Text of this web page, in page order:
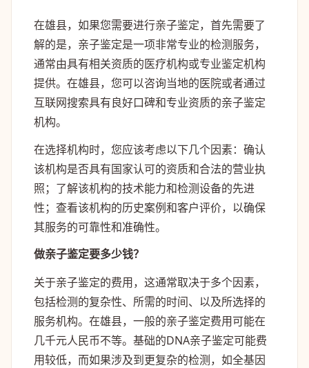
在雄县，如果您需要进行亲子鉴定，首先需要了
解的是，亲子鉴定是一项非常专业的检测服务，
通常由具有相关资质的医疗机构或专业鉴定机构
提供。在雄县，您可以咨询当地的医院或者通过
互联网搜索具有良好口碑和专业资质的亲子鉴定
机构。
在选择机构时，您应该考虑以下几个因素：确认
该机构是否具有国家认可的资质和合法的营业执
照；了解该机构的技术能力和检测设备的先进
性；查看该机构的历史案例和客户评价，以确保
其服务的可靠性和准确性。
做亲子鉴定要多少钱？
关于亲子鉴定的费用，这通常取决于多个因素，
包括检测的复杂性、所需的时间、以及所选择的
服务机构。在雄县，一般的亲子鉴定费用可能在
几千元人民币不等。基础的DNA亲子鉴定可能费
用较低，而如果涉及到更复杂的检测，如全基因